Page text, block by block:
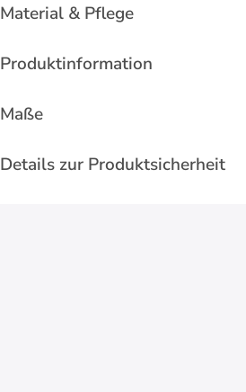
Material & Pflege
Produktinformation
Maße
Details zur Produktsicherheit